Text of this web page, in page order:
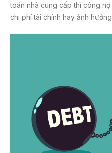
toán nhà cung cấp thì công
chi phí tài chính hay ảnh